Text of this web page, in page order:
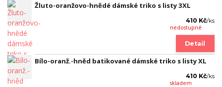
Žluto-oranžovo-hnědé dámské triko s listy 3XL
410 Kč/ks
nedostupné
Detail
Bílo-oranž.-hněd batikované dámské triko s listy XL
410 Kč/ks
skladem